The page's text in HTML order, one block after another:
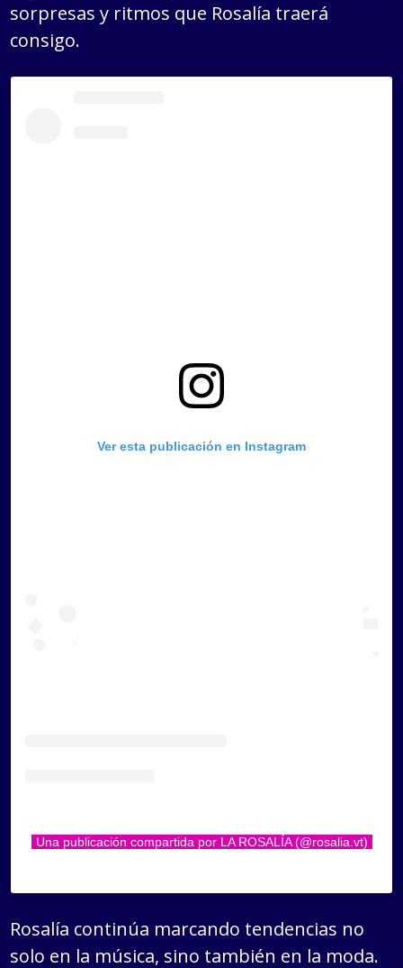
sorpresas y ritmos que Rosalía traerá
consigo.
Ver esta publicación en Instagram
Una publicación compartida por LA ROSALÍA (@rosalia.vt)
Rosalía continúa marcando tendencias no
solo en la música, sino también en la moda.